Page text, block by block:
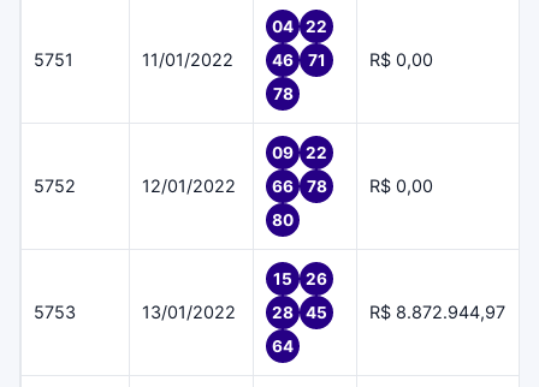
5751 11/01/2022
04
22
46
71
78
R$ 0,00
5752 12/01/2022
09
22
66
78
80
R$ 0,00
5753 13/01/2022
15
26
28
45
64
R$ 8.872.944,97